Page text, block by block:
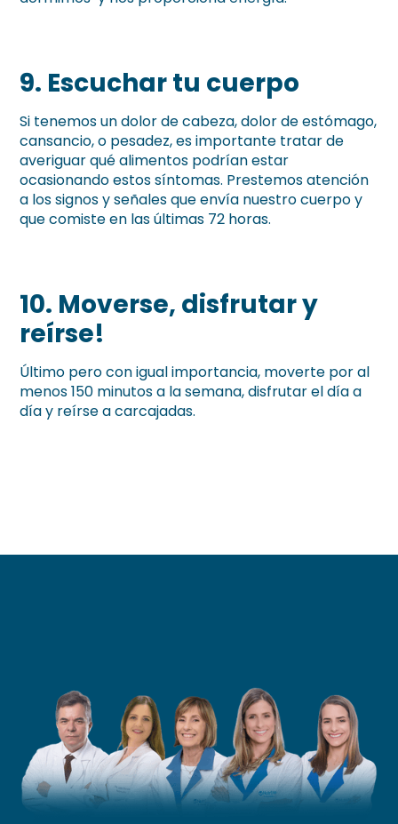
9. Escuchar tu cuerpo
Si tenemos un dolor de cabeza, dolor de estómago,
cansancio, o pesadez, es importante tratar de
averiguar qué alimentos podrían estar
ocasionando estos síntomas. Prestemos atención
a los signos y señales que envía nuestro cuerpo y
que comiste en las últimas 72 horas.
10. Moverse, disfrutar y
reírse!
Último pero con igual importancia, moverte por al
menos 150 minutos a la semana, disfrutar el día a
día y reírse a carcajadas.